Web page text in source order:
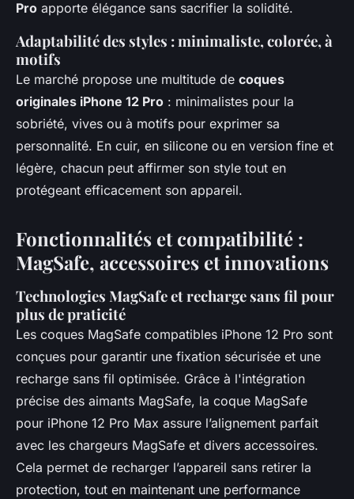
Pro apporte élégance sans sacrifier la solidité.
Adaptabilité des styles : minimaliste, colorée, à
motifs
Le marché propose une multitude de coques
originales iPhone 12 Pro : minimalistes pour la
sobriété, vives ou à motifs pour exprimer sa
personnalité. En cuir, en silicone ou en version fine et
légère, chacun peut affirmer son style tout en
protégeant efficacement son appareil.
Fonctionnalités et compatibilité :
MagSafe, accessoires et innovations
Technologies MagSafe et recharge sans fil pour
plus de praticité
Les coques MagSafe compatibles iPhone 12 Pro sont
conçues pour garantir une fixation sécurisée et une
recharge sans fil optimisée. Grâce à l'intégration
précise des aimants MagSafe, la coque MagSafe
pour iPhone 12 Pro Max assure l’alignement parfait
avec les chargeurs MagSafe et divers accessoires.
Cela permet de recharger l’appareil sans retirer la
protection, tout en maintenant une performance